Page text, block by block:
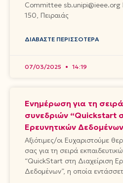
Committee sb.unipi@ieee.org
150, Πειραιάς
ΔΙΑΒΆΣΤΕ ΠΕΡΙΣΣΌΤΕΡΑ
07/03/2025 14:19
Ενημέρωση για τη
συνεδριών “Quickstart
Ερευνητικών
Αξιότιμες/οι Ευχαριστούμε
σας για τη σειρά
“QuickStart στη Διαχείριση
Δεδομένων”, η οποία